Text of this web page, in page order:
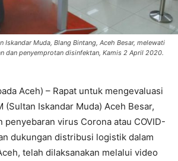
Iskandar Muda, Blang Bintang, Aceh Besar, melewati
dan penyemprotan disinfektan, Kamis 2 April 2020.
Aceh) – Rapat untuk mengevaluasi
(Sultan Iskandar Muda) Aceh Besar,
penyebaran virus Corona atau COVID-
dukungan distribusi logistik dalam
telah dilaksanakan melalui video